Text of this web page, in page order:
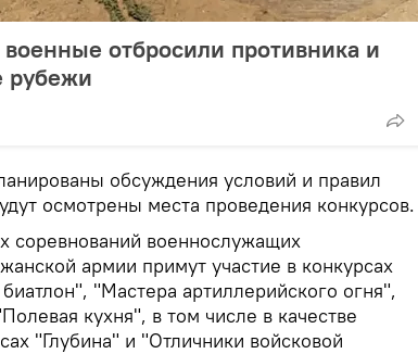
отбросили противника и
рубежи
обсуждения условий и правил
осмотрены места проведения конкурсов.
соревнований военнослужащих
армии примут участие в конкурсах
"Мастера артиллерийского огня",
кухня", в том числе в качестве
"Глубина" и "Отличники войсковой